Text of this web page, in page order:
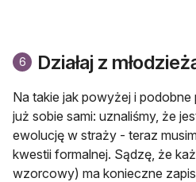
6 Działaj z
Na takie jak powyżej i
już sobie sami: uznaliśmy, że
ewolucję w straży - teraz
kwestii formalnej. Sądzę, że
wzorcowy) ma konieczne